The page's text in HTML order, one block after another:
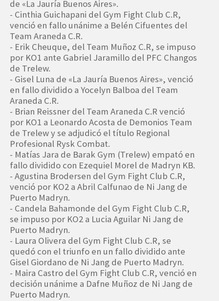
de «La Jauría Buenos Aires».
- Cinthia Guichapani del Gym Fight Club C.R,
venció en fallo unánime a Belén Cifuentes del
Team Araneda C.R.
- Erik Cheuque, del Team Muñoz C.R, se impuso
por KO1 ante Gabriel Jaramillo del PFC Changos
de Trelew.
- Gisel Luna de «La Jauría Buenos Aires», venció
en fallo dividido a Yocelyn Balboa del Team
Araneda C.R.
- Brian Reissner del Team Araneda C.R venció
por KO1 a Leonardo Acosta de Demonios Team
de Trelew y se adjudicó el título Regional
Profesional Rysk Combat.
- Matías Jara de Barak Gym (Trelew) empató en
fallo dividido con Ezequiel Morel de Madryn KB.
- Agustina Brodersen del Gym Fight Club C.R,
venció por KO2 a Abril Calfunao de Ni Jang de
Puerto Madryn.
- Candela Bahamonde del Gym Fight Club C.R,
se impuso por KO2 a Lucia Aguilar Ni Jang de
Puerto Madryn.
- Laura Olivera del Gym Fight Club C.R, se
quedó con el triunfo en un fallo dividido ante
Gisel Giordano de Ni Jang de Puerto Madryn.
- Maira Castro del Gym Fight Club C.R, venció en
decisión unánime a Dafne Muñoz de Ni Jang de
Puerto Madryn.